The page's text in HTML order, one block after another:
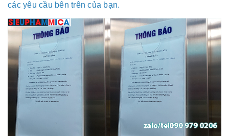
các yêu cầu bên trên của bạn.